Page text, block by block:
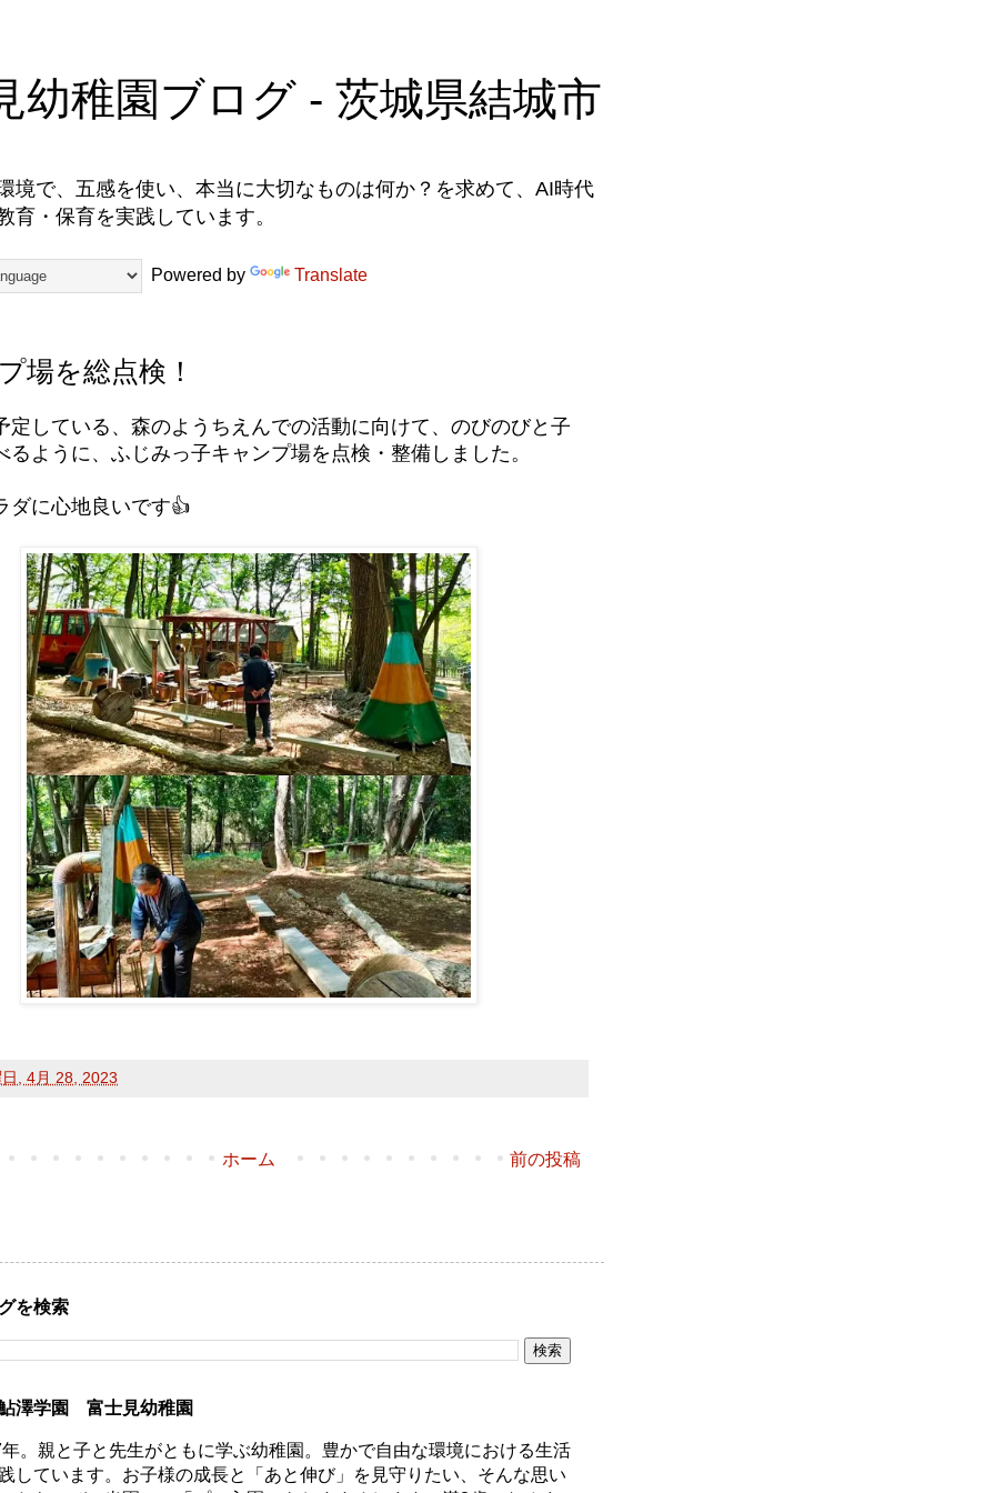
幼稚園ブログ - 茨城県結城市
境で、五感を使い、本当に大切なものは何か？を求めて、AI時代
育・保育を実践しています。
Powered by Translate
場を総点検！
定している、森のようちえんでの活動に向けて、のびのびと子
るように、ふじみっ子キャンプ場を点検・整備しました。
ダに心地良いです👍
, 4月 28, 2023
前の投稿
ホーム
を検索
澤学園 富士見幼稚園
。親と子と先生がともに学ぶ幼稚園。豊かで自由な環境における生活
しています。お子様の成長と「あと伸び」を見守りたい、そんな思い